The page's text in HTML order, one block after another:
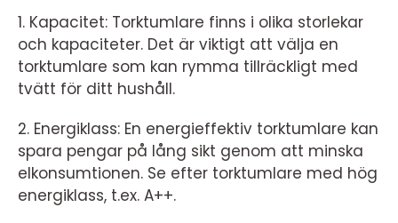
1. Kapacitet: Torktumlare finns i olika storlekar
och kapaciteter. Det är viktigt att välja en
torktumlare som kan rymma tillräckligt med
tvätt för ditt hushåll.
2. Energiklass: En energieffektiv torktumlare kan
spara pengar på lång sikt genom att minska
elkonsumtionen. Se efter torktumlare med hög
energiklass, t.ex. A++.